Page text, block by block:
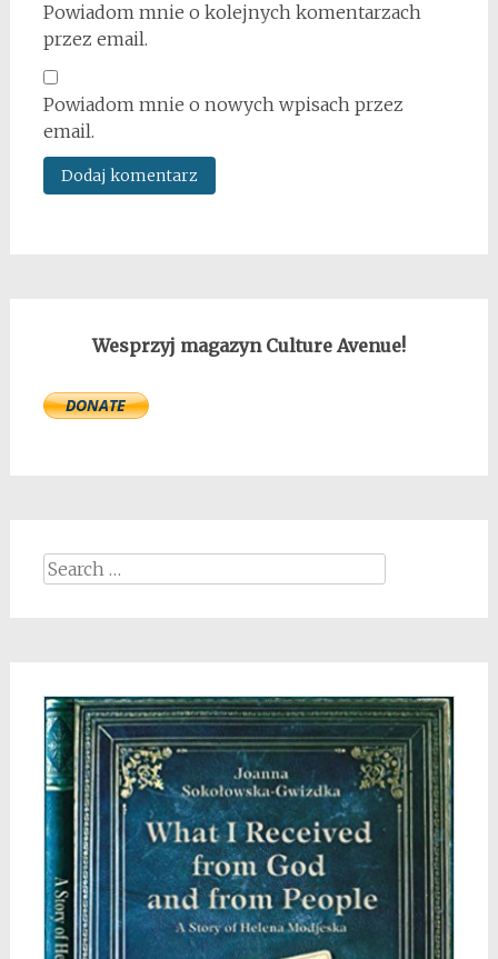
Powiadom mnie o kolejnych komentarzach
przez email.
Powiadom mnie o nowych wpisach przez
email.
Wesprzyj magazyn Culture Avenue!
Search